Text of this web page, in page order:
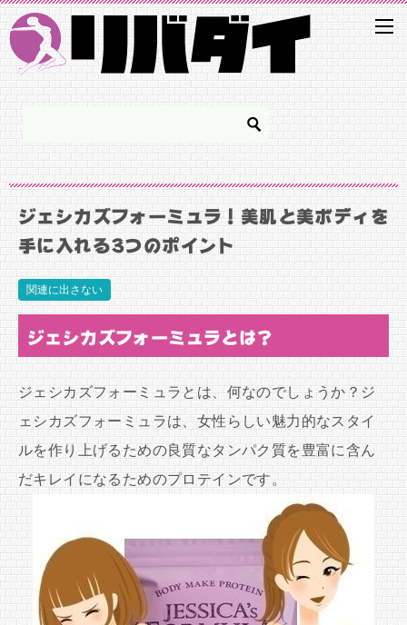
ジェシカズフォーミュラ！美肌と美ボディを
手に入れる3つのポイント
関連に出さない
ジェシカズフォーミュラとは？
ジェシカズフォーミュラとは、何なのでしょうか？ジ
ェシカズフォーミュラは、女性らしい魅力的なスタイ
ルを作り上げるための良質なタンパク質を豊富に含ん
だキレイになるためのプロテインです。